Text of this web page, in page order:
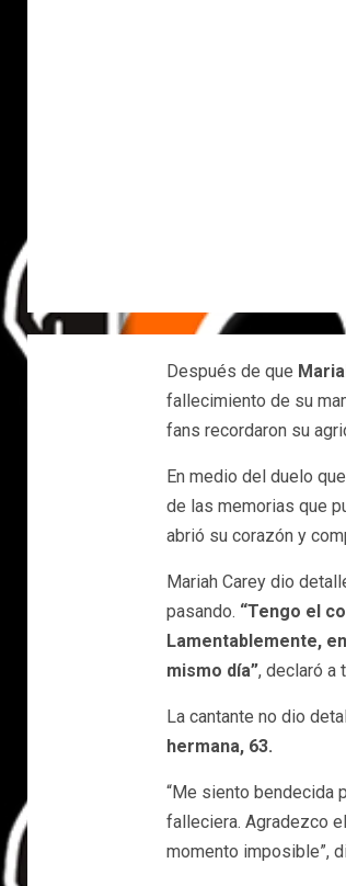
Después de que
fallecimiento de su
fans recordaron su
En medio del duelo
de las memorias que
abrió su corazón y
Mariah Carey dio
pasando. “Tengo el
Lamentablemente,
mismo día”, declaró a
La cantante no dio
hermana, 63.
“Me siento bendecida
falleciera. Agradezco
momento imposible”,